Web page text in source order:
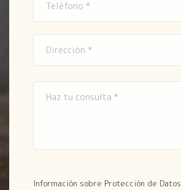
Información sobre Protección de Datos